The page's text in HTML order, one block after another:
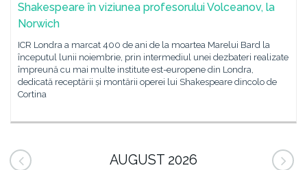
Shakespeare în viziunea profesorului Volceanov, la
Norwich
ICR Londra a marcat 400 de ani de la moartea Marelui Bard la
începutul lunii noiembrie, prin intermediul unei dezbateri realizate
împreună cu mai multe institute est-europene din Londra,
dedicată receptării și montării operei lui Shakespeare dincolo de
Cortina
AUGUST 2026